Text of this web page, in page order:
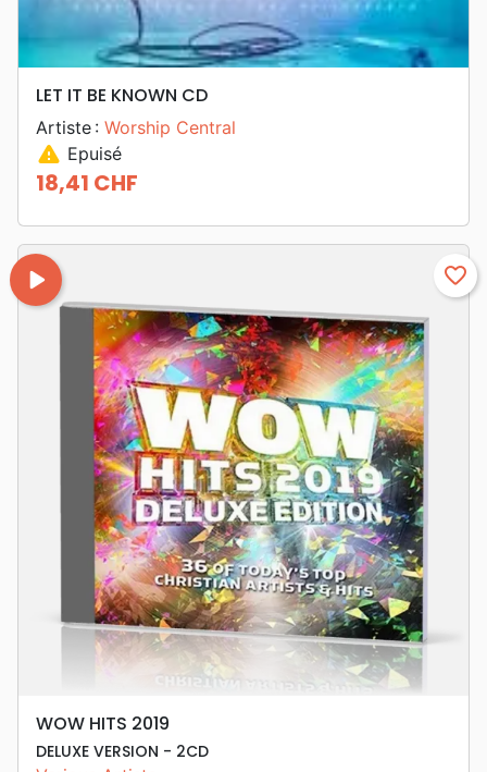
LET IT BE KNOWN CD
Artiste : Worship Central
warning Epuisé
Prix
18,41 CHF
play_arrow favorite_border
WOW HITS 2019
DELUXE VERSION - 2CD